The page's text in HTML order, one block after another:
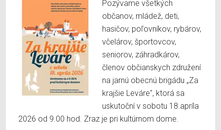
Pozývame všetkých
občanov, mládež, deti,
hasičov, poľovníkov, rybárov,
včelárov, športovcov,
seniorov, záhradkárov,
členov občianskych združení
na jarnú obecnú brigádu „Za
krajšie Leváre", ktorá sa
uskutoční v sobotu 18.apríla
2026 od 9.00 hod. Zraz je pri kultúrnom dome.